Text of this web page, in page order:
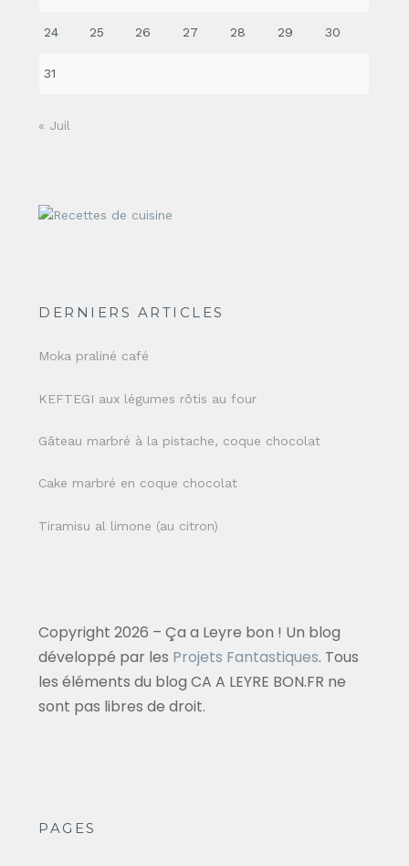
24 25 26 27 28 29 30
31
« Juil
DERNIERS ARTICLES
Moka praliné café
KEFTEGI aux légumes rôtis au four
Gâteau marbré à la pistache, coque chocolat
Cake marbré en coque chocolat
Tiramisu al limone (au citron)
Copyright 2026 – Ça a Leyre bon ! Un blog
développé par les Projets Fantastiques. Tous
les éléments du blog CA A LEYRE BON.FR ne
sont pas libres de droit.
PAGES